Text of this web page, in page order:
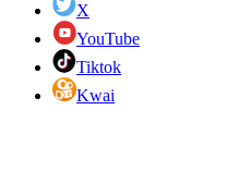
X
YouTube
Tiktok
Kwai